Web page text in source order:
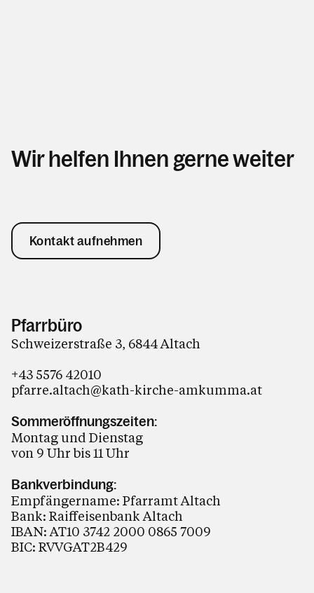
Wir helfen Ihnen gerne weiter
Kontakt aufnehmen
Pfarrbüro
Schweizerstraße 3, 6844 Altach
+43 5576 42010
pfarre.altach@kath-kirche-amkumma.at
Sommeröffnungszeiten:
Montag und Dienstag
von 9 Uhr bis 11 Uhr
Bankverbindung:
Empfängername: Pfarramt Altach
Bank: Raiffeisenbank Altach
IBAN: AT10 3742 2000 0865 7009
BIC: RVVGAT2B429